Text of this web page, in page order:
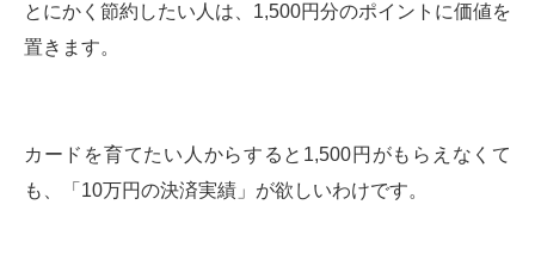
とにかく節約したい人は、1,500円分のポイントに価値を
置きます。
カードを育てたい人からすると1,500円がもらえなくて
も、「10万円の決済実績」が欲しいわけです。